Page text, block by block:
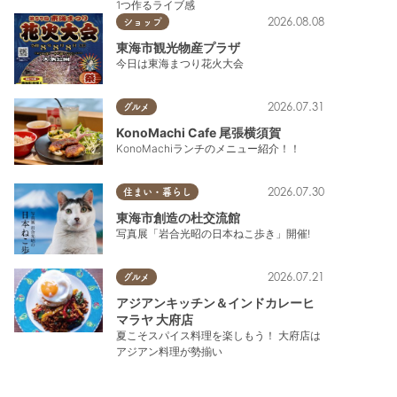
1つ作るライブ感
ショップ 2026.08.08
東海市観光物産プラザ
今日は東海まつり花火大会
グルメ 2026.07.31
KonoMachi Cafe 尾張横須賀
KonoMachiランチのメニュー紹介！！
住まい・暮らし 2026.07.30
東海市創造の杜交流館
写真展「岩合光昭の日本ねこ歩き」開催!
グルメ 2026.07.21
アジアンキッチン＆インドカレーヒ
マラヤ 大府店
夏こそスパイス料理を楽しもう！ 大府店は
アジアン料理が勢揃い